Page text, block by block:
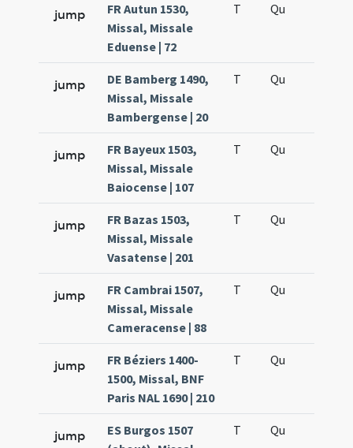
jump
FR Autun 1530,
Missal, Missale
Eduense | 72
T Qu
jump
DE Bamberg 1490,
Missal, Missale
Bambergense | 20
T Qu
jump
FR Bayeux 1503,
Missal, Missale
Baiocense | 107
T Qu
jump
FR Bazas 1503,
Missal, Missale
Vasatense | 201
T Qu
jump
FR Cambrai 1507,
Missal, Missale
Cameracense | 88
T Qu
jump
FR Béziers 1400-
1500, Missal, BNF
Paris NAL 1690 | 210
T Qu
jump
ES Burgos 1507
T Qu